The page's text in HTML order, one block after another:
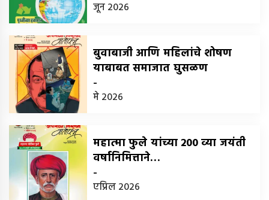
जून 2026
बुवाबाजी आणि महिलांचे शोषण
याबाबत समाजात घुसळण
-
मे 2026
महात्मा फुले यांच्या 200 व्या जयंती
वर्षानिमित्ताने…
-
एप्रिल 2026